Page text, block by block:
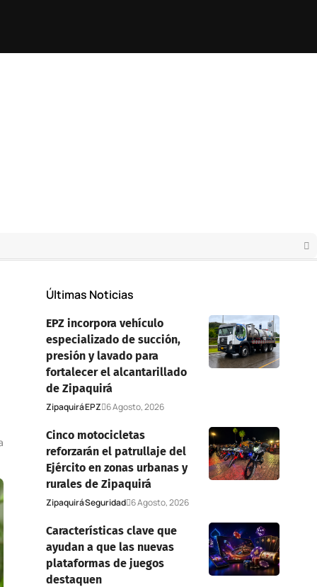
Últimas Noticias
EPZ incorpora vehículo
especializado de succión,
presión y lavado para
fortalecer el alcantarillado
de Zipaquirá
ZipaquiráEPZ 6 Agosto, 2026
Cinco motocicletas
reforzarán el patrullaje del
Ejército en zonas urbanas y
rurales de Zipaquirá
ZipaquiráSeguridad 6 Agosto, 2026
Características clave que
ayudan a que las nuevas
plataformas de juegos
destaquen